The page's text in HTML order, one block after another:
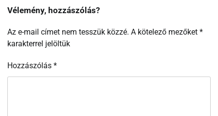
Vélemény, hozzászólás?
Az e-mail címet nem tesszük közzé. A kötelező mezőket *
karakterrel jelöltük
Hozzászólás *